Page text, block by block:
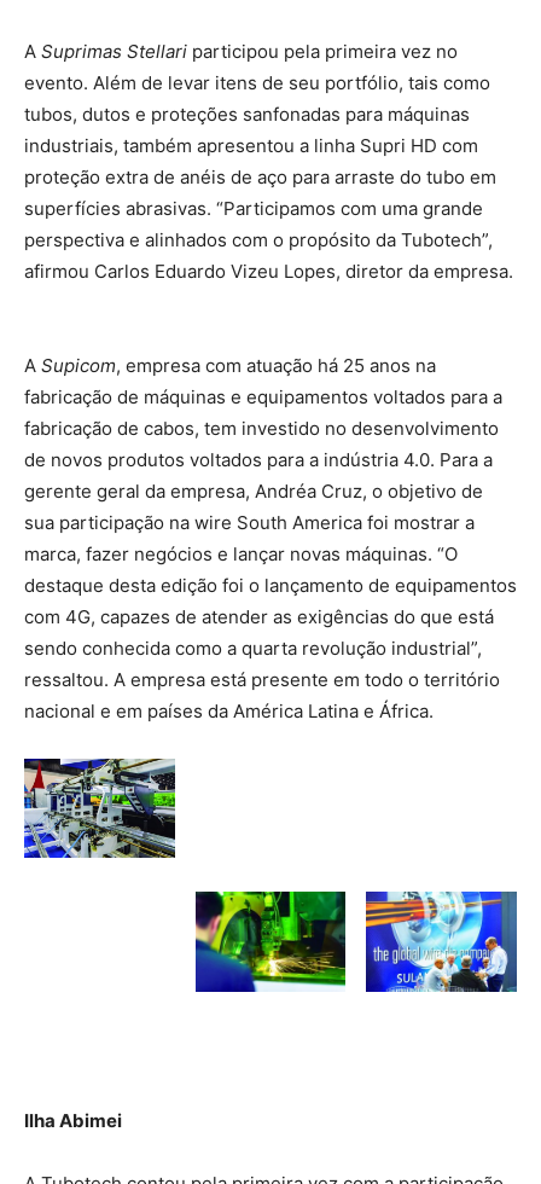
A Suprimas Stellari participou pela primeira vez no
evento. Além de levar itens de seu portfólio, tais como
tubos, dutos e proteções sanfonadas para máquinas
industriais, também apresentou a linha Supri HD com
proteção extra de anéis de aço para arraste do tubo em
superfícies abrasivas. “Participamos com uma grande
perspectiva e alinhados com o propósito da Tubotech”,
afirmou Carlos Eduardo Vizeu Lopes, diretor da empresa.
A Supicom, empresa com atuação há 25 anos na
fabricação de máquinas e equipamentos voltados para a
fabricação de cabos, tem investido no desenvolvimento
de novos produtos voltados para a indústria 4.0. Para a
gerente geral da empresa, Andréa Cruz, o objetivo de
sua participação na wire South America foi mostrar a
marca, fazer negócios e lançar novas máquinas. “O
destaque desta edição foi o lançamento de equipamentos
com 4G, capazes de atender as exigências do que está
sendo conhecida como a quarta revolução industrial”,
ressaltou. A empresa está presente em todo o território
nacional e em países da América Latina e África.
Ilha Abimei